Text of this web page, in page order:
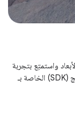
واستمتِع بتجربة
صوتية مكانية غامرة باستخدام حزمة تطوير البرامج (SDK) الخاصة بـ